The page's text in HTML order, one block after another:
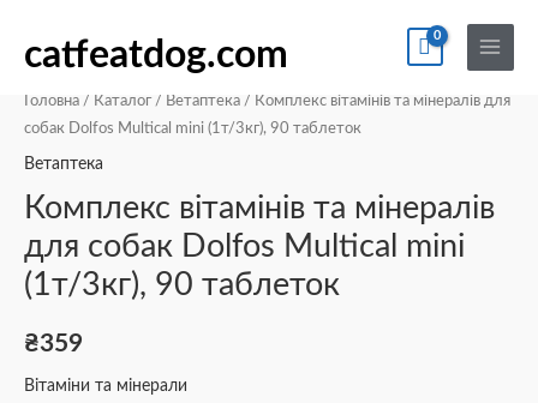
catfeatdog.com
Main
Menu
Головна / Каталог / Ветаптека / Комплекс вітамінів та мінералів для
собак Dolfos Multical mini (1т/3кг), 90 таблеток
Ветаптека
Комплекс вітамінів та мінералів
для собак Dolfos Multical mini
(1т/3кг), 90 таблеток
₴359
Вітаміни та мінерали
Комплекс
вітамінів
та
мінералів
для
Dolfos
Multical
mini
90